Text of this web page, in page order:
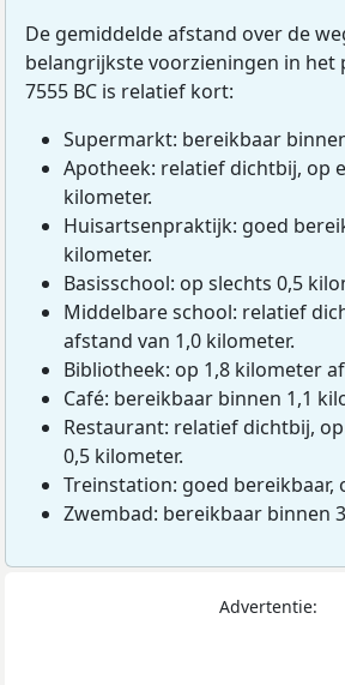
De gemiddelde afstand over de
belangrijkste voorzieningen in het
7555 BC is relatief kort:
Supermarkt: bereikbaar
Apotheek: relatief dichtbij, op
kilometer.
Huisartsenpraktijk: goed
kilometer.
Basisschool: op slechts 0,5
Middelbare school: relatief
afstand van 1,0 kilometer.
Bibliotheek: op 1,8 kilometer
Café: bereikbaar binnen 1,1
Restaurant: relatief dichtbij,
0,5 kilometer.
Treinstation: goed bereikbaar,
Zwembad: bereikbaar binnen
Advertentie: